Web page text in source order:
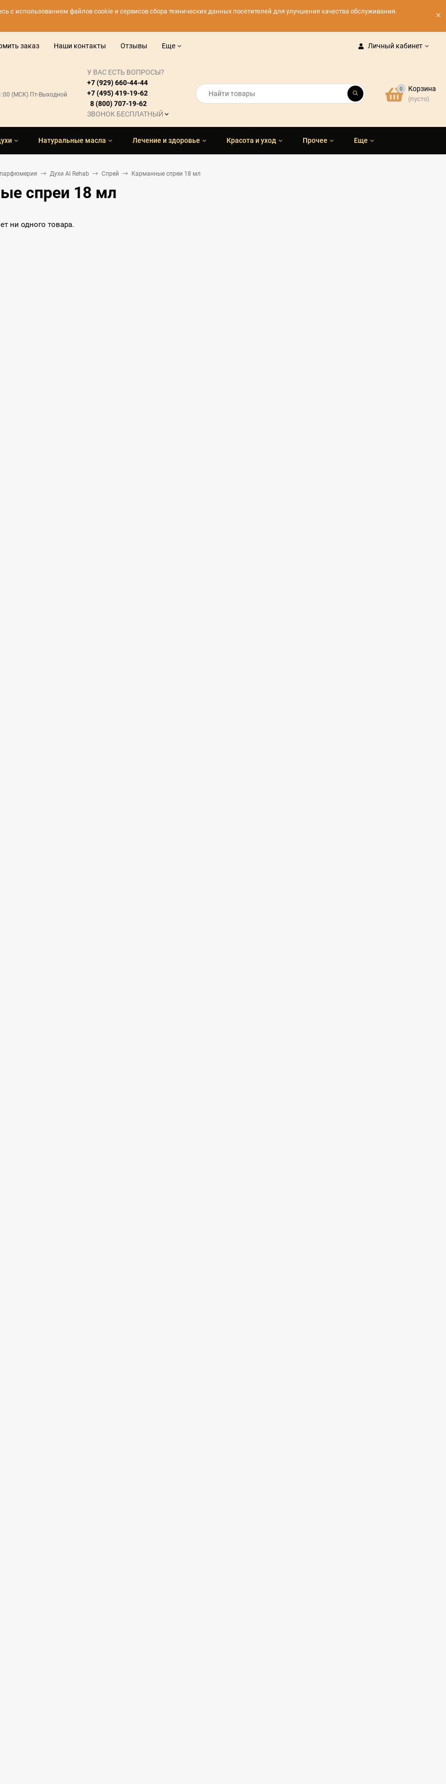
с использованием файлов cookie и сервисов сбора технических данных посетителей для улучшения качества обслуживания.
×
Личный кабинет
заказ Наши контакты Отзывы Еще
(МСК) Пт-Выходной
У ВАС ЕСТЬ ВОПРОСЫ?
+7 (929) 660-44-44
+7 (495) 419-19-62
8 (800) 707-19-62
ЗВОНОК БЕСПЛАТНЫЙ
0 Корзина
(пусто)
Натуральные масла Лечение и здоровье Красота и уход Прочее Еще
Духи Al Rehab Спрей Карманные спреи 18 мл
спреи 18 мл
ни одного товара.